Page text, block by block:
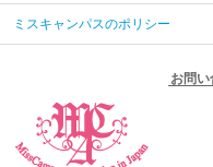
ミスキャンパスのポリシー
お問い